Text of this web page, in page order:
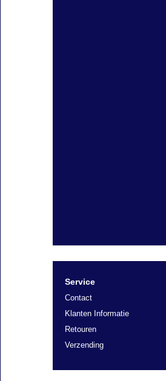
Contact
Klanten Informatie
Verzending